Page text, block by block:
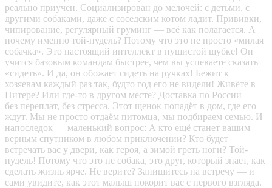
реально приучен. Социализирован до мелочей: с детьми, с
другими собаками, даже с соседским котом ладит. Прививки,
чипирование, регулярный груминг — всё как полагается. А
почему именно той-пудель? Потому что это не просто «милая
собачка». Это настоящий интеллект в пушистой шубке! Он
учится базовым командам быстрее, чем вы успеваете сказать
«сидеть». И да, он обожает сидеть на ручках! Бежит к
хозяевам каждый раз так, будто год его не видели! Живёте в
Питере? Или где-то в другом месте? Доставка по России —
без переплат, без стресса. Этот щенок попадёт в дом, где его
ждут. Мы не просто отдаём питомца, мы подбираем семью. И
напоследок — маленький вопрос: А кто ещё станет вашим
верным спутником в любом приключении? Кто будет
встречать вас у двери, как героя, а зимой греть ноги? Той-
пудель! Потому что это не собака, это друг, который знает, как
сделать жизнь ярче. Не верите? Запишитесь на встречу — и
сами увидите, как этот малыш покорит вас с первого взгляда.